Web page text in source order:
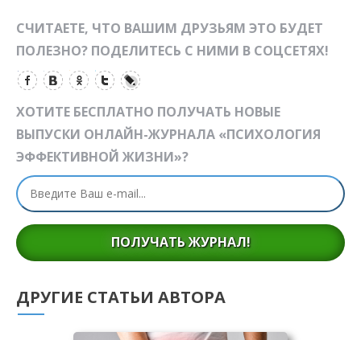
СЧИТАЕТЕ, ЧТО ВАШИМ ДРУЗЬЯМ ЭТО БУДЕТ
ПОЛЕЗНО? ПОДЕЛИТЕСЬ С НИМИ В СОЦСЕТЯХ!
ХОТИТЕ БЕСПЛАТНО ПОЛУЧАТЬ НОВЫЕ
ВЫПУСКИ ОНЛАЙН-ЖУРНАЛА «ПСИХОЛОГИЯ
ЭФФЕКТИВНОЙ ЖИЗНИ»?
ПОЛУЧАТЬ ЖУРНАЛ!
ДРУГИЕ СТАТЬИ АВТОРА